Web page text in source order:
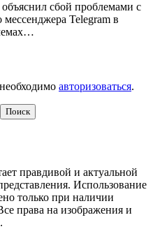
сбой проблемами с
Telegram в
авторизоваться.
правдивой и актуальной
Использование
только при наличии
права на изображения и